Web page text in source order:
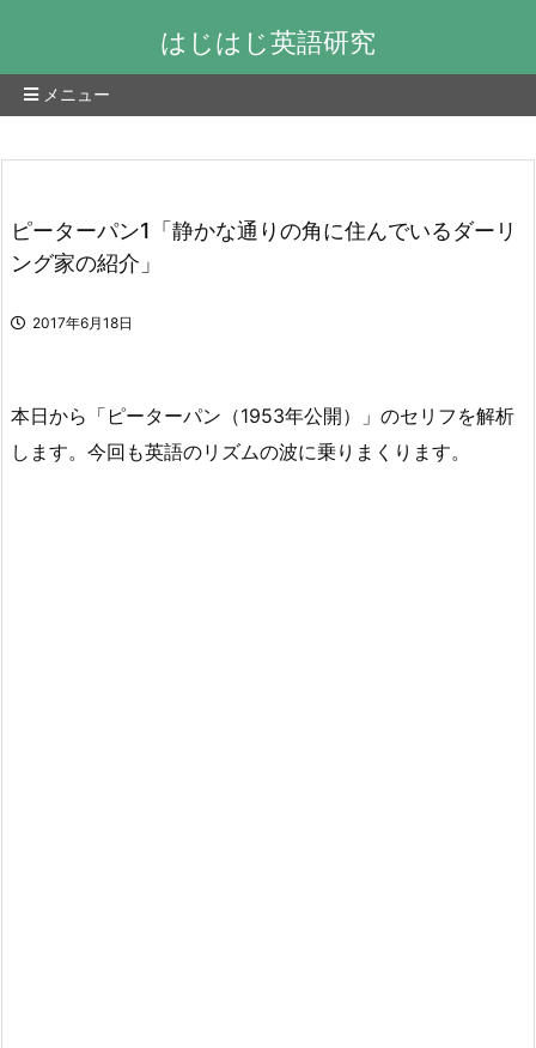
はじはじ英語研究
メニュー
ピーターパン1「静かな通りの角に住んでいるダーリ
ング家の紹介」
2017年6月18日
本日から「ピーターパン（1953年公開）」のセリフを解析
します。今回も英語のリズムの波に乗りまくります。